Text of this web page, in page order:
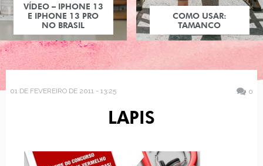
VÍDEO – IPHONE 13
E IPHONE 13 PRO
NO BRASIL
COMO USAR:
TAMANCO
01 DE FEVEREIRO DE 2011 - 13:25 0
LAPIS